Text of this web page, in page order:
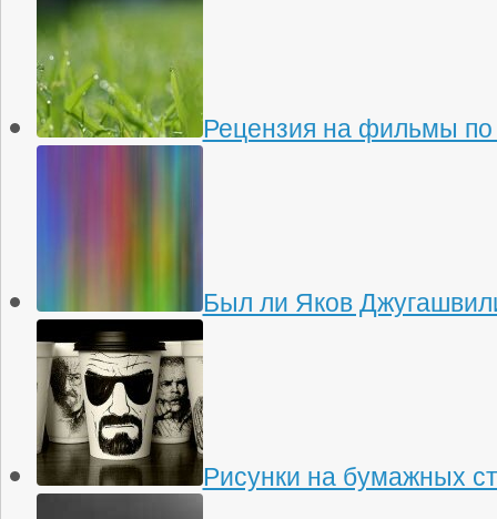
Рецензия на фильмы по
Был ли Яков
Рисунки на бумажных